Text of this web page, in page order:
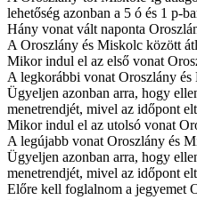
lehetőség azonban a 5 ó és 1 p-
Hány vonat vált naponta
A Oroszlány és Miskolc között
Mikor indul el az első vonat
A legkorábbi vonat Oroszlány
Ügyeljen azonban arra, hogy
menetrendjét, mivel az időpont
Mikor indul el az utolsó vonat
A legújabb vonat Oroszlány és
Ügyeljen azonban arra, hogy
menetrendjét, mivel az időpont
Előre kell foglalnom a jegyemet